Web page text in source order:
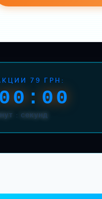
79 ГРН:
: секунд